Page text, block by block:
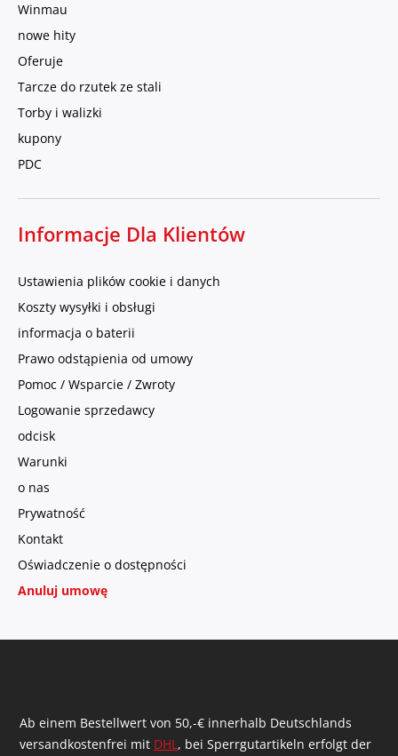
Winmau
nowe hity
Oferuje
Tarcze do rzutek ze stali
Torby i walizki
kupony
PDC
Informacje Dla Klientów
Ustawienia plików cookie i danych
Koszty wysyłki i obsługi
informacja o baterii
Prawo odstąpienia od umowy
Pomoc / Wsparcie / Zwroty
Logowanie sprzedawcy
odcisk
Warunki
o nas
Prywatność
Kontakt
Oświadczenie o dostępności
Anuluj umowę
Ab einem Bestellwert von 50,-€ innerhalb Deutschlands
versandkostenfrei mit DHL, bei Sperrgutartikeln erfolgt der